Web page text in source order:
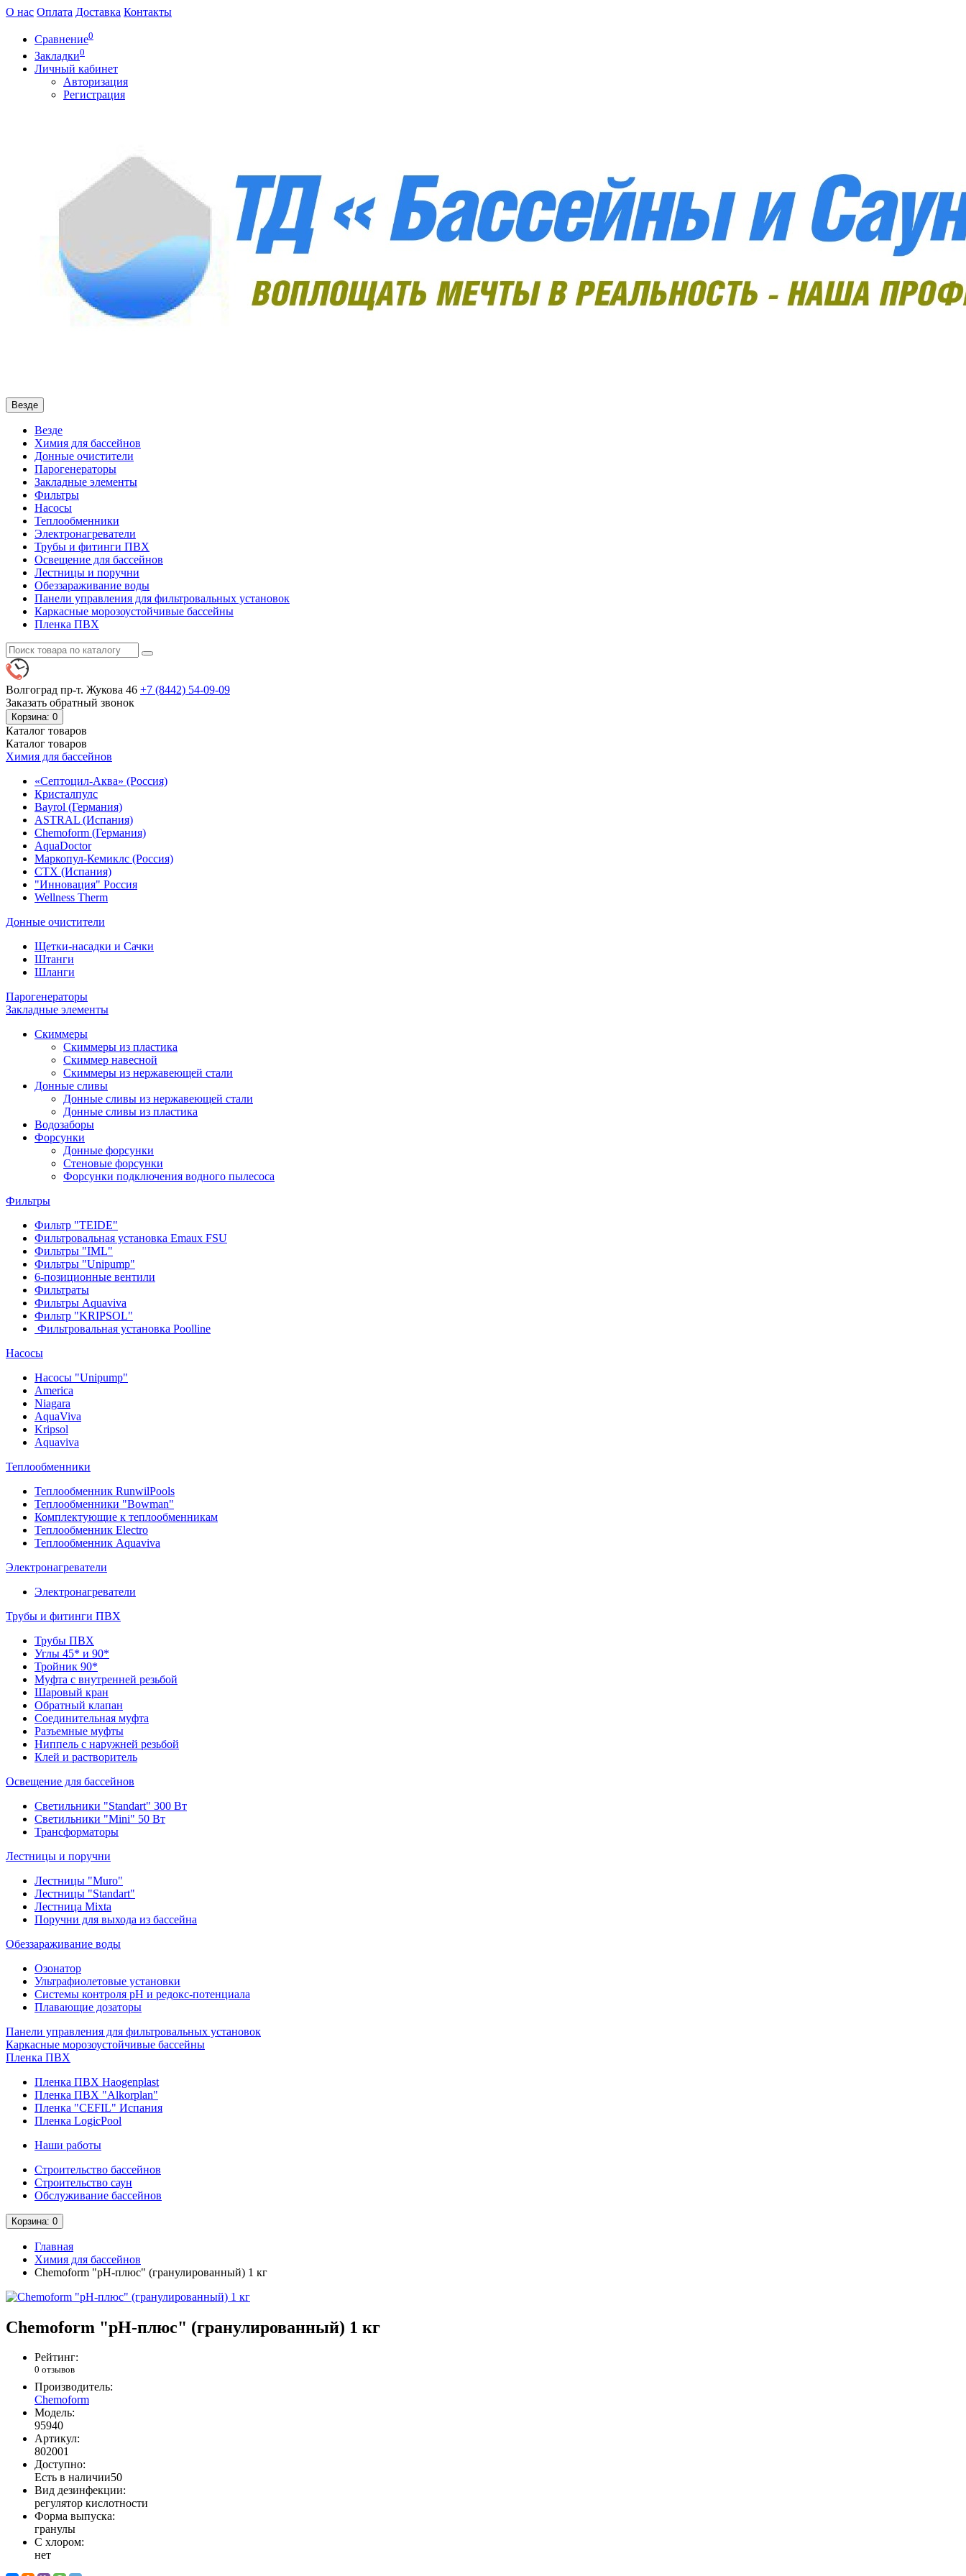
О нас Оплата Доставка Контакты
Сравнение0
Закладки0
Личный кабинет
Авторизация
Регистрация
Везде
Везде
Химия для бассейнов
Донные очистители
Парогенераторы
Закладные элементы
Фильтры
Насосы
Теплообменники
Электронагреватели
Трубы и фитинги ПВХ
Освещение для бассейнов
Лестницы и поручни
Обеззараживание воды
Панели управления для фильтровальных установок
Каркасные морозоустойчивые бассейны
Пленка ПВХ
Волгоград пр-т. Жукова 46 +7 (8442) 54-09-09
Заказать обратный звонок
Корзина: 0
Каталог товаров
Каталог товаров
Химия для бассейнов
«Септоцил-Аква» (Россия)
Кристалпулс
Bayrol (Германия)
ASTRAL (Испания)
Chemoform (Германия)
AquaDoctor
Маркопул-Кемиклс (Россия)
CTX (Испания)
"Инновация" Россия
Wellness Therm
Донные очистители
Щетки-насадки и Сачки
Штанги
Шланги
Парогенераторы
Закладные элементы
Скиммеры
Скиммеры из пластика
Скиммер навесной
Скиммеры из нержавеющей стали
Донные сливы
Донные сливы из нержавеющей стали
Донные сливы из пластика
Водозаборы
Форсунки
Донные форсунки
Стеновые форсунки
Форсунки подключения водного пылесоса
Фильтры
Фильтр "TEIDE"
Фильтровальная установка Emaux FSU
Фильтры "IML"
Фильтры "Unipump"
6-позиционные вентили
Фильтраты
Фильтры Aquaviva
Фильтр "KRIPSOL"
Фильтровальная установка Poolline
Насосы
Насосы "Unipump"
Ameriсa
Niagara
AquaViva
Kripsol
Aquaviva
Теплообменники
Теплообменник RunwilPools
Теплообменники "Bowman"
Комплектующие к теплообменникам
Теплообменник Electro
Теплообменник Aquaviva
Электронагреватели
Электронагреватели
Трубы и фитинги ПВХ
Трубы ПВХ
Углы 45* и 90*
Тройник 90*
Муфта с внутренней резьбой
Шаровый кран
Обратный клапан
Соединительная муфта
Разъемные муфты
Ниппель с наружней резьбой
Клей и растворитель
Освещение для бассейнов
Светильники "Standart" 300 Вт
Светильники "Mini" 50 Вт
Трансформаторы
Лестницы и поручни
Лестницы "Muro"
Лестницы "Standart"
Лестница Mixta
Поручни для выхода из бассейна
Обеззараживание воды
Озонатор
Ультрафиолетовые установки
Системы контроля рН и редокс-потенциала
Плавающие дозаторы
Панели управления для фильтровальных установок
Каркасные морозоустойчивые бассейны
Пленка ПВХ
Пленка ПВХ Haogenplast
Пленка ПВХ "Alkorplan"
Пленка "CEFIL" Испания
Пленка LogicPool
Наши работы
Строительство бассейнов
Строительство саун
Обслуживание бассейнов
Корзина: 0
Главная
Химия для бассейнов
Chemoform "pH-плюс" (гранулированный) 1 кг
Chemoform "pH-плюс" (гранулированный) 1 кг
Рейтинг:
0 отзывов
Производитель:
Chemoform
Модель:
95940
Артикул:
802001
Доступно:
Есть в наличии50
Вид дезинфекции:
регулятор кислотности
Форма выпуска:
гранулы
С хлором:
нет